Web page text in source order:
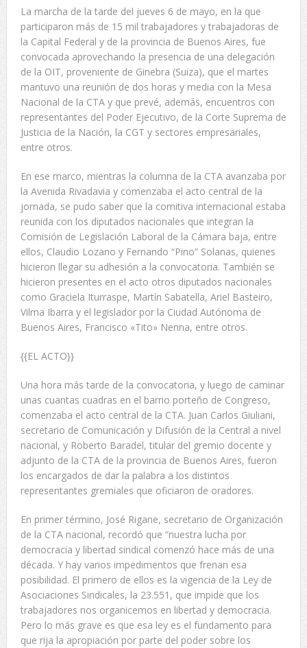
La marcha de la tarde del jueves 6 de mayo, en la que
participaron más de 15 mil trabajadores y trabajadoras de
la Capital Federal y de la provincia de Buenos Aires, fue
convocada aprovechando la presencia de una delegación
de la OIT, proveniente de Ginebra (Suiza), que el martes
mantuvo una reunión de dos horas y media con la Mesa
Nacional de la CTA y que prevé, además, encuentros con
representantes del Poder Ejecutivo, de la Corte Suprema de
Justicia de la Nación, la CGT y sectores empresariales,
entre otros.
En ese marco, mientras la columna de la CTA avanzaba por
la Avenida Rivadavia y comenzaba el acto central de la
jornada, se pudo saber que la comitiva internacional estaba
reunida con los diputados nacionales que integran la
Comisión de Legislación Laboral de la Cámara baja, entre
ellos, Claudio Lozano y Fernando “Pino” Solanas, quienes
hicieron llegar su adhesión a la convocatoria. También se
hicieron presentes en el acto otros diputados nacionales
como Graciela Iturraspe, Martín Sabatella, Ariel Basteiro,
Vilma Ibarra y el legislador por la Ciudad Autónoma de
Buenos Aires, Francisco «Tito» Nenna, entre otros.
{{EL ACTO}}
Una hora más tarde de la convocatoria, y luego de caminar
unas cuantas cuadras en el barrio porteño de Congreso,
comenzaba el acto central de la CTA. Juan Carlos Giuliani,
secretario de Comunicación y Difusión de la Central a nivel
nacional, y Roberto Baradel, titular del gremio docente y
adjunto de la CTA de la provincia de Buenos Aires, fueron
los encargados de dar la palabra a los distintos
representantes gremiales que oficiaron de oradores.
En primer término, José Rigane, secretario de Organización
de la CTA nacional, recordó que “nuestra lucha por
democracia y libertad sindical comenzó hace más de una
década. Y hay varios impedimentos que frenan esa
posibilidad. El primero de ellos es la vigencia de la Ley de
Asociaciones Sindicales, la 23.551, que impide que los
trabajadores nos organicemos en libertad y democracia.
Pero lo más grave es que esa ley es el fundamento para
que rija la apropiación por parte del poder sobre los